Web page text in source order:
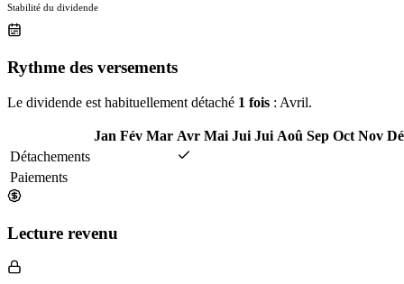
Stabilité du dividende
Rythme des versements
Le dividende est habituellement détaché 1 fois : Avril.
Jan Fév Mar Avr Mai Jui Jui Aoû Sep Oct Nov
Détachements
Paiements
Lecture revenu